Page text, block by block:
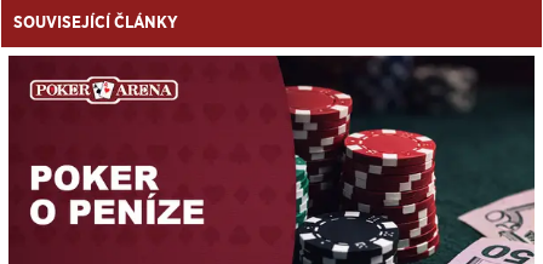
SOUVISEJÍCÍ ČLÁNKY